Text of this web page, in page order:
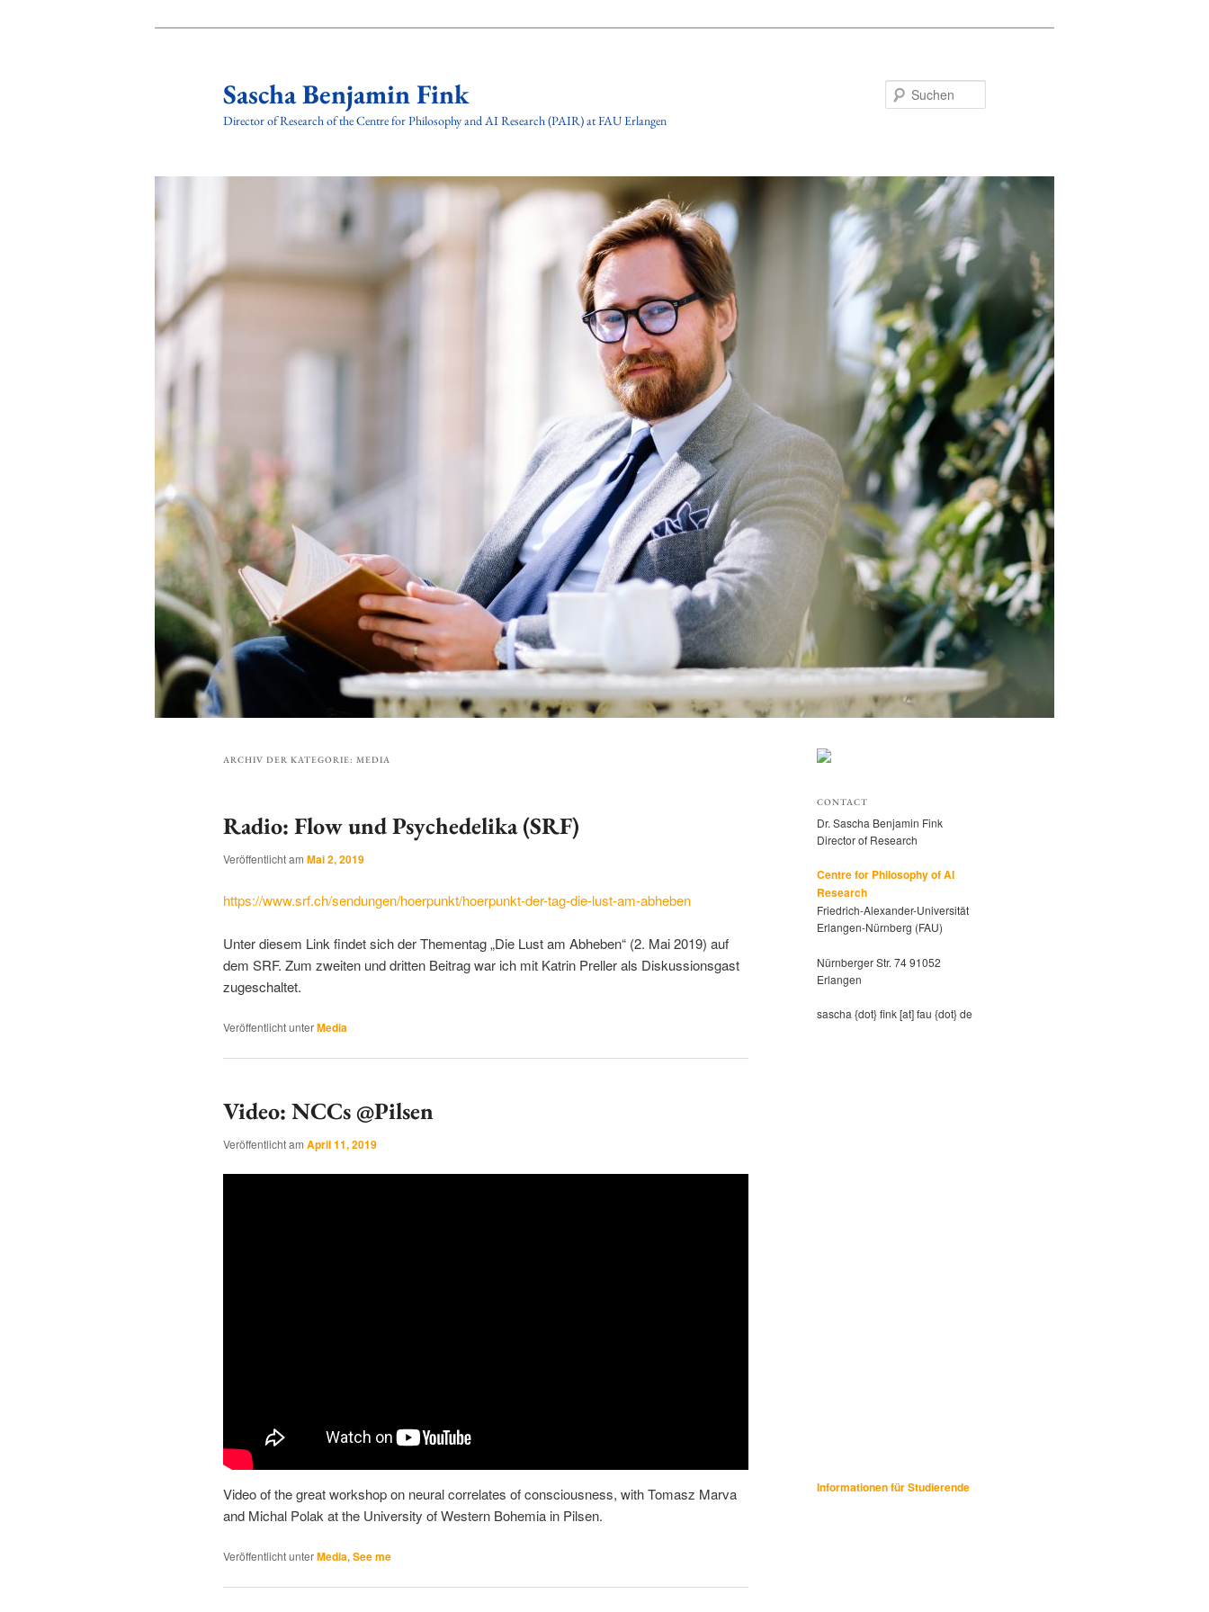
Sascha Benjamin Fink
Director of Research of the Centre for Philosophy and AI Research (PAIR) at FAU Erlangen
ARCHIV DER KATEGORIE: MEDIA
Radio: Flow und Psychedelika (SRF)
Veröffentlicht am Mai 2, 2019
https://www.srf.ch/sendungen/hoerpunkt/hoerpunkt-der-tag-die-lust-am-abheben
Unter diesem Link findet sich der Thementag „Die Lust am Abheben“ (2. Mai 2019) auf
dem SRF. Zum zweiten und dritten Beitrag war ich mit Katrin Preller als Diskussionsgast
zugeschaltet.
Veröffentlicht unterMedia
Video: NCCs @Pilsen
Veröffentlicht am April 11, 2019
Video of the great workshop on neural correlates of consciousness, with Tomasz Marva
and Michal Polak at the University of Western Bohemia in Pilsen.
Veröffentlicht unterMedia, See me
CONTACT
Dr. Sascha Benjamin Fink
Director of Research
Centre for Philosophy of AI
Research
Friedrich-Alexander-Universität
Erlangen-Nürnberg (FAU)
Nürnberger Str. 74 91052
Erlangen
sascha {dot} fink [at] fau {dot} de
Informationen für Studierende